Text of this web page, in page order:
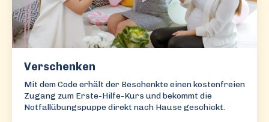
Verschenken
Mit dem Code erhält der Beschenkte einen kostenfreien
Zugang zum Erste-Hilfe-Kurs und bekommt die
Notfallübungspuppe direkt nach Hause geschickt.